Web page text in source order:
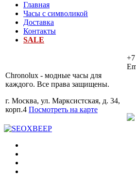
Главная
Часы с символикой
Доставка
Контакты
SALE
Chronolux - модные часы для
каждого. Все права защищены.
г. Москва, ул. Марксистская, д. 34,
корп.4 Посмотреть на карте